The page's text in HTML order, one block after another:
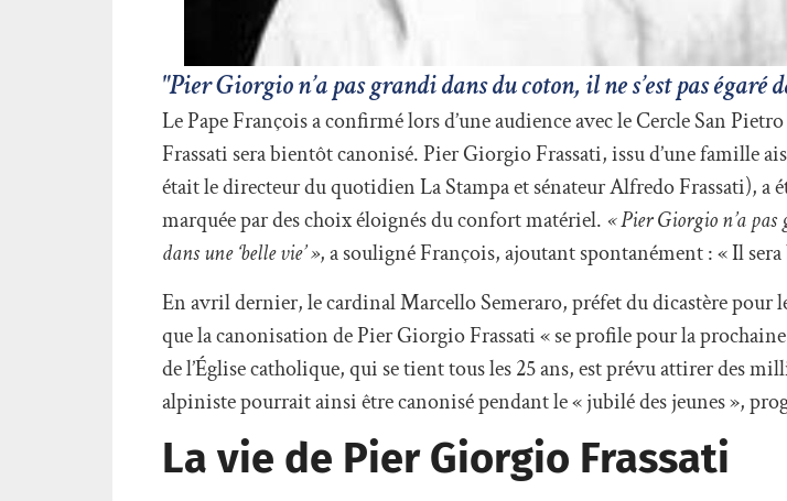
"Pier Giorgio n’a pas grandi dans du coton, il ne s’est pas égaré
Le Pape François a confirmé lors d’une audience avec le Cercle San
Frassati sera bientôt canonisé. Pier Giorgio Frassati, issu d’une famille
était le directeur du quotidien La Stampa et sénateur Alfredo Frassati), a
marquée par des choix éloignés du confort matériel. « Pier Giorgio n’a pas
dans une ‘belle vie’ », a souligné François, ajoutant spontanément : « Il
En avril dernier, le cardinal Marcello Semeraro, préfet du dicastère pour
que la canonisation de Pier Giorgio Frassati « se profile pour la
de l’Église catholique, qui se tient tous les 25 ans, est prévu attirer des
alpiniste pourrait ainsi être canonisé pendant le « jubilé des jeunes »,
La vie de Pier Giorgio Frassati